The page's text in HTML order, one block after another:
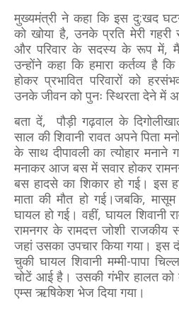
मुख्यमंत्री ने कहा कि इस दु:खद
को खोया है, उनके प्रति मेरी
और परिवार के सदस्य के रूप में,
उन्होंने कहा कि हमारा कर्तव्य
होकर प्रभावित परिवारों को
उनके जीवन को पुनः स्थिरता देने में
बता दें, पौड़ी गढ़वाल के
साल की शिवानी रावत अपने पिता
के साथ दीपावली का त्योहार मनाने
मनाकर आज बस में सवार होकर
बस हादसे का शिकार हो गई। इस
माता की मौत हो गई।जबकि,
घायल हो गई। वहीं, घायल शिवानी
रामनगर के रामदत्त जोशी राजकीय
जहां उसका उपचार किया गया। इस
चुकी घायल शिवानी मम्मी-पापा
चोटें आई है। उसकी गंभीर हालत
एम्स ऋषिकेश भेज दिया गया।